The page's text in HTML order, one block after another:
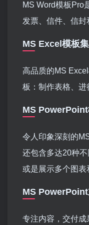
MS Word模板Pro
发票、信件、信
MS Excel模板集
高品质的MS
板：制作表格、
MS PowerPoint
令人印象深刻的
还包含多达20种
或是展示多个图表
MS
专注内容，交付成